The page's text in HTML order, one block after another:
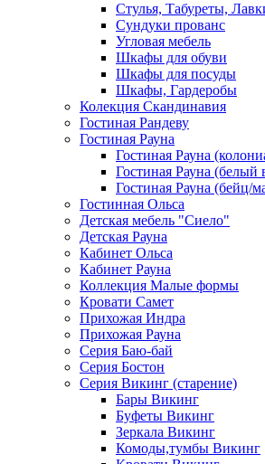
Стулья, Табуреты,
Сундуки прованс
Угловая мебель
Шкафы для обуви
Шкафы для посуды
Шкафы, Гардеробы
Колекция Скандинавия
Гостиная Рандеву
Гостиная Рауна
Гостиная Рауна
Гостиная Рауна (белый
Гостиная Рауна (бейц/
Гостинная Ольса
Детская мебель "Сиело"
Детская Рауна
Кабинет Ольса
Кабинет Рауна
Коллекция Малые формы
Кровати Самет
Прихожая Индра
Прихожая Рауна
Серия Баю-бай
Серия Бостон
Серия Викинг (старение)
Бары Викинг
Буфеты Викинг
Зеркала Викинг
Комоды,тумбы Викинг